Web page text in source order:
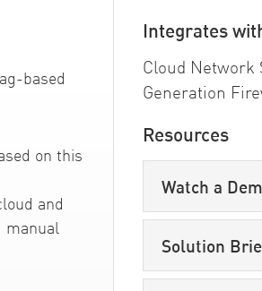
based
on this
and
manual
Integrates
Cloud Network
Generation
Resources
Watch a
Solution